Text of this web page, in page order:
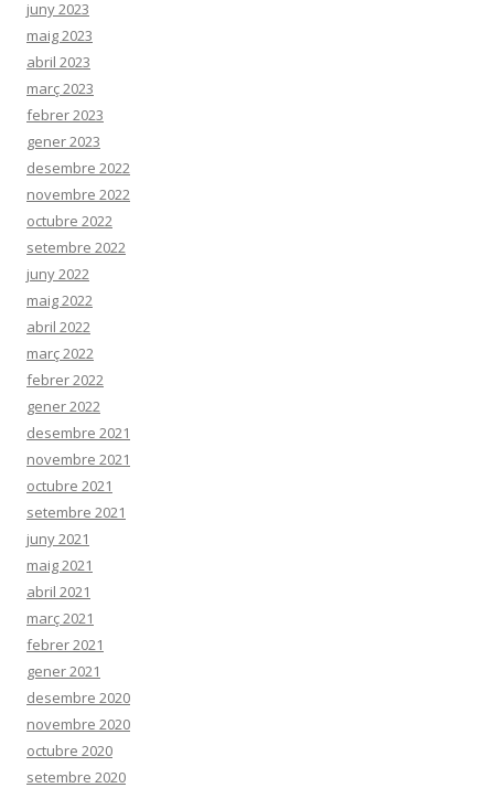
juny 2023
maig 2023
abril 2023
març 2023
febrer 2023
gener 2023
desembre 2022
novembre 2022
octubre 2022
setembre 2022
juny 2022
maig 2022
abril 2022
març 2022
febrer 2022
gener 2022
desembre 2021
novembre 2021
octubre 2021
setembre 2021
juny 2021
maig 2021
abril 2021
març 2021
febrer 2021
gener 2021
desembre 2020
novembre 2020
octubre 2020
setembre 2020